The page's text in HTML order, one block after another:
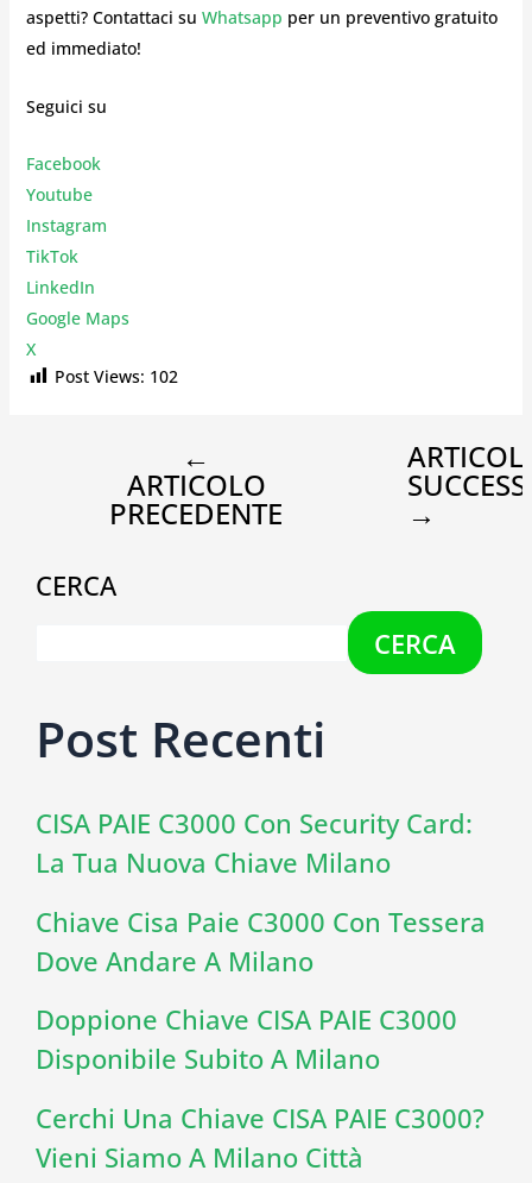
aspetti? Contattaci su Whatsapp per un preventivo gratuito
ed immediato!
Seguici su
Facebook
Youtube
Instagram
TikTok
LinkedIn
Google Maps
X
Post Views: 102
←
ARTICOLO
PRECEDENTE →
CERCA
CERCA
Post Recenti
CISA PAIE C3000 Con Security Card:
La Tua Nuova Chiave Milano
Chiave Cisa Paie C3000 Con Tessera
Dove Andare A Milano
Doppione Chiave CISA PAIE C3000
Disponibile Subito A Milano
Cerchi Una Chiave CISA PAIE C3000?
Vieni Siamo A Milano Città